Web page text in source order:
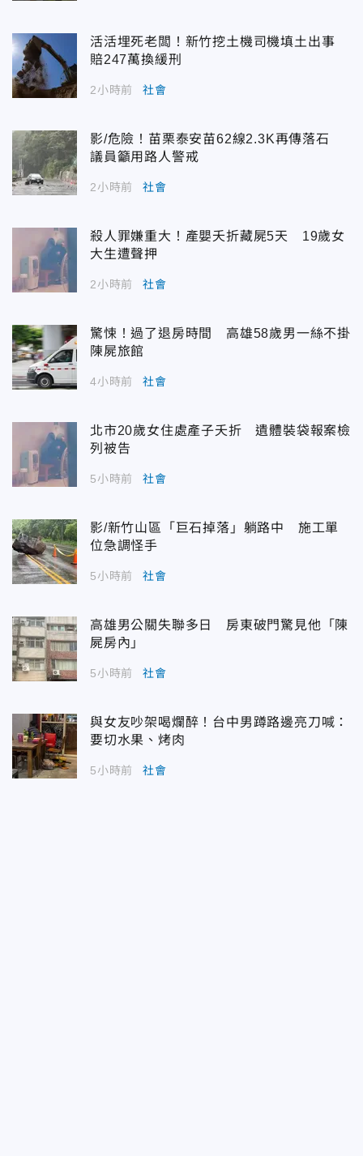
活活埋死老闆！新竹挖土機司機填土出事
賠247萬換緩刑
2小時前 社會
影/危險！苗栗泰安苗62線2.3K再傳落石
議員籲用路人警戒
2小時前 社會
殺人罪嫌重大！產嬰夭折藏屍5天 19歲女
大生遭聲押
2小時前 社會
驚悚！過了退房時間 高雄58歲男一絲不掛
陳屍旅館
4小時前 社會
北市20歲女住處產子夭折 遺體裝袋報案檢
列被告
5小時前 社會
影/新竹山區「巨石掉落」躺路中 施工單
位急調怪手
5小時前 社會
高雄男公關失聯多日 房東破門驚見他「陳
屍房內」
5小時前 社會
與女友吵架喝爛醉！台中男蹲路邊亮刀喊：
要切水果、烤肉
5小時前 社會